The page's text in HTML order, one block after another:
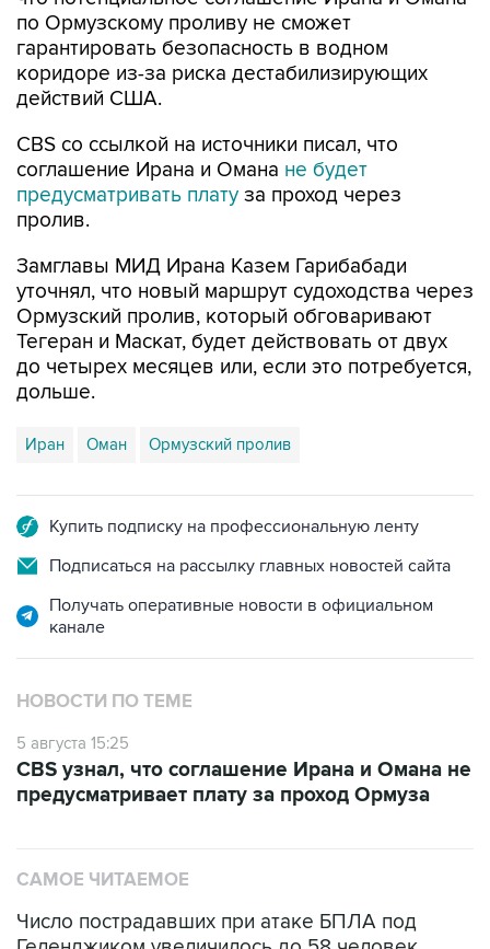
по Ормузскому проливу не сможет
гарантировать безопасность в водном
коридоре из-за риска дестабилизирующих
действий США.
CBS со ссылкой на источники писал, что
соглашение Ирана и Омана не будет
предусматривать плату за проход через
пролив.
Замглавы МИД Ирана Казем Гарибабади
уточнял, что новый маршрут судоходства через
Ормузский пролив, который обговаривают
Тегеран и Маскат, будет действовать от двух
до четырех месяцев или, если это потребуется,
дольше.
Иран Оман Ормузский пролив
Купить подписку на профессиональную ленту
Подписаться на рассылку главных новостей сайта
Получать оперативные новости в официальном
канале
НОВОСТИ ПО ТЕМЕ
5 августа 15:25
CBS узнал, что соглашение Ирана и Омана не
предусматривает плату за проход Ормуза
САМОЕ ЧИТАЕМОЕ
Число пострадавших при атаке БПЛА под